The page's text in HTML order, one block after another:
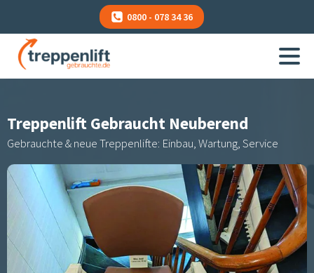
0800 - 078 34 36
Treppenlift Gebraucht Neuberend
Gebrauchte & neue Treppenlifte: Einbau, Wartung, Service